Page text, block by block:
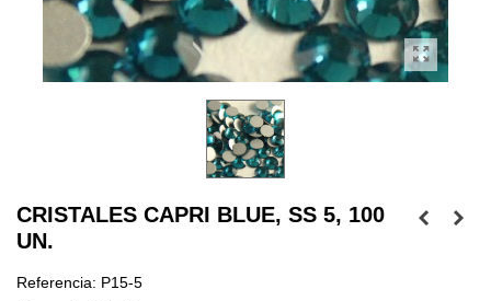
CRISTALES CAPRI BLUE, SS 5, 100
UN.
Referencia: P15-5